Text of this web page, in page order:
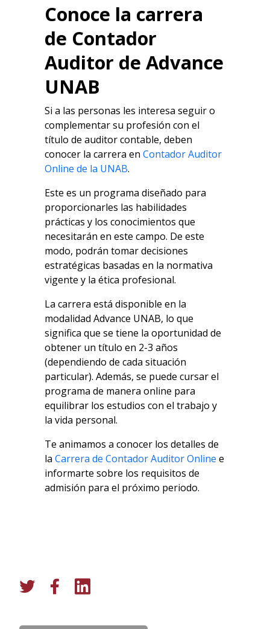
Conoce la carrera
de Contador
Auditor de Advance
UNAB
Si a las personas les interesa seguir o
complementar su profesión con el
título de auditor contable, deben
conocer la carrera en Contador Auditor
Online de la UNAB.
Este es un programa diseñado para
proporcionarles las habilidades
prácticas y los conocimientos que
necesitarán en este campo. De este
modo, podrán tomar decisiones
estratégicas basadas en la normativa
vigente y la ética profesional.
La carrera está disponible en la
modalidad Advance UNAB, lo que
significa que se tiene la oportunidad de
obtener un título en 2-3 años
(dependiendo de cada situación
particular). Además, se puede cursar el
programa de manera online para
equilibrar los estudios con el trabajo y
la vida personal.
Te animamos a conocer los detalles de
la Carrera de Contador Auditor Online e
informarte sobre los requisitos de
admisión para el próximo periodo.